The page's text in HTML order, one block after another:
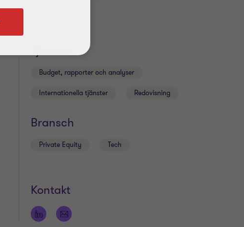
Budget, rapporter och analyser
Internationella tjänster Redovisning
Bransch
Private Equity Tech
Kontakt